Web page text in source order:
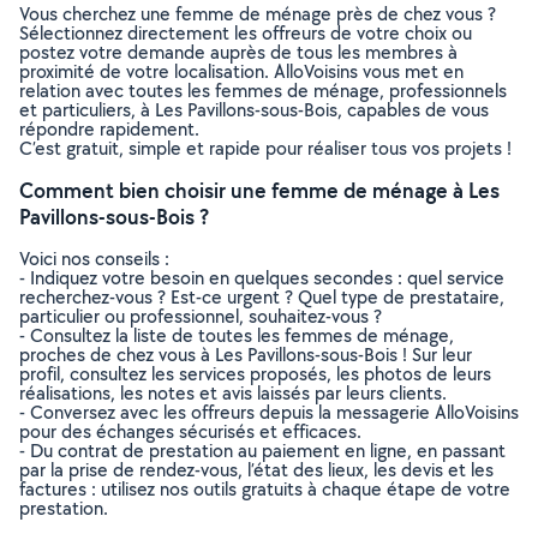
Vous cherchez une femme de ménage près de chez vous ?
Sélectionnez directement les offreurs de votre choix ou
postez votre demande auprès de tous les membres à
proximité de votre localisation. AlloVoisins vous met en
relation avec toutes les femmes de ménage, professionnels
et particuliers, à Les Pavillons-sous-Bois, capables de vous
répondre rapidement.
C’est gratuit, simple et rapide pour réaliser tous vos projets !
Comment bien choisir une femme de ménage à Les
Pavillons-sous-Bois ?
Voici nos conseils :
- Indiquez votre besoin en quelques secondes : quel service
recherchez-vous ? Est-ce urgent ? Quel type de prestataire,
particulier ou professionnel, souhaitez-vous ?
- Consultez la liste de toutes les femmes de ménage,
proches de chez vous à Les Pavillons-sous-Bois ! Sur leur
profil, consultez les services proposés, les photos de leurs
réalisations, les notes et avis laissés par leurs clients.
- Conversez avec les offreurs depuis la messagerie AlloVoisins
pour des échanges sécurisés et efficaces.
- Du contrat de prestation au paiement en ligne, en passant
par la prise de rendez-vous, l’état des lieux, les devis et les
factures : utilisez nos outils gratuits à chaque étape de votre
prestation.